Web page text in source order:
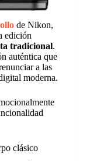
de Nikon,
edición
tradicional.
auténtica que
a las
moderna.
clásico